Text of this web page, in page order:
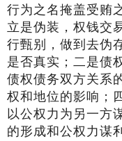
行为之名掩盖受贿
立是伪装，权钱交
行甄别，做到去伪
是否真实；二是债
债权债务双方关系
权和地位的影响；
以公权力为另一方
的形成和公权力谋